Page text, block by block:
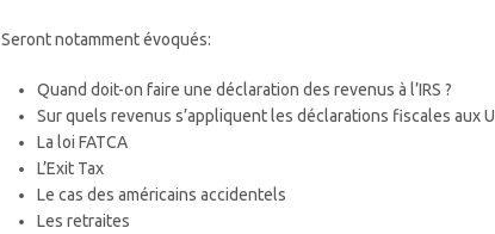
Seront notamment évoqués:
Quand doit-on faire une déclaration des revenus à l’IRS ?
Sur quels revenus s’appliquent les déclarations fiscales aux
La loi FATCA
L’Exit Tax
Le cas des américains accidentels
Les retraites